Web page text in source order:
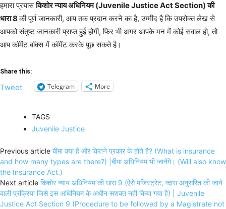
हमारा प्रयासकिशोर न्याय अधिनियम (Juvenile Justice Act Section) की
धारा 8की पूर्ण जानकारी, आप तक प्रदान करने का है, उम्मीद है कि उपरोक्त लेख से
आपको संतुष्ट जानकारी प्राप्त हुई होगी, फिर भी अगर आपके मन में कोई सवाल हो, तो
आप कॉमेंट बॉक्स में कॉमेंट करके पूछ सकते है।
Share this:
Tweet Telegram More
TAGS
Juvenile Justice
Previous article बीमा क्या है और कितने प्रकार के होते है? (What is insurance
and how many types are there?) |बीमा अधिनियम भी जानेंगे। (Will also know
the Insurance Act.)
Next article किशोर न्याय अधिनियम की धारा 9 (ऐसे मजिस्ट्रेट, व्दारा अनुसरित की जाने
वाली प्रक्रिया जिसे इस अधिनियम के अधीन सशक्त नही किया गया है) | Juvenile
Justice Act Section 9 (Procedure to be followed by a Magistrate not